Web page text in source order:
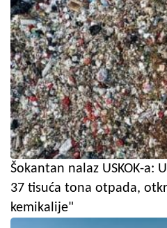
Šokantan nalaz USKOK-a:
37 tisuća tona otpada,
kemikalije"